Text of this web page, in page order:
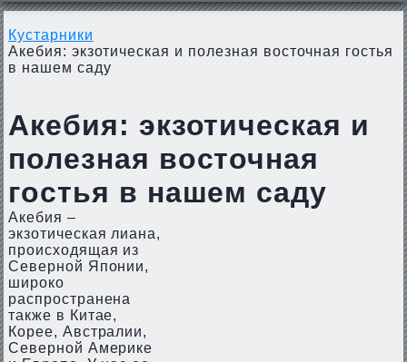
Кустарники
Акебия: экзотическая и полезная восточная гостья
в нашем саду
Акебия: экзотическая и
полезная восточная
гостья в нашем саду
Акебия –
экзотическая лиана,
происходящая из
Северной Японии,
широко
распространена
также в Китае,
Корее, Австралии,
Северной Америке